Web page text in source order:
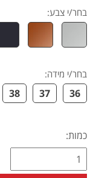
בחר/י צבע:
בחר/י מידה:
36
37
38
כמות: